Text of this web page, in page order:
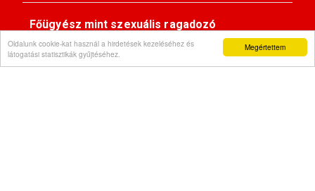
Megértettem
Oldalunk cookie-kat használ a hirdetések kezeléséhez és
látogatási statisztikák gyűjtéséhez.
Főügyész mint szexuális ragadozó
Pimasz önkényúr